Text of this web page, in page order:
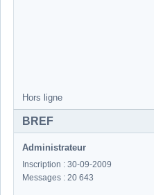
Hors ligne
BREF
Administrateur
Inscription : 30-09-2009
Messages : 20 643